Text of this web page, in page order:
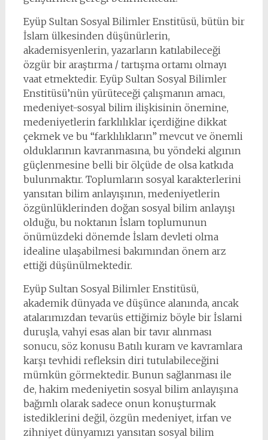
Eyüp Sultan Sosyal Bilimler Enstitüsü, bütün bir
İslam ülkesinden düşünürlerin,
akademisyenlerin, yazarların katılabileceği
özgür bir araştırma / tartışma ortamı olmayı
vaat etmektedir. Eyüp Sultan Sosyal Bilimler
Enstitüsü’nün yürüteceği çalışmanın amacı,
medeniyet-sosyal bilim ilişkisinin önemine,
medeniyetlerin farklılıklar içerdiğine dikkat
çekmek ve bu “farklılıkların” mevcut ve önemli
olduklarının kavranmasına, bu yöndeki algının
güçlenmesine belli bir ölçüde de olsa katkıda
bulunmaktır. Toplumların sosyal karakterlerini
yansıtan bilim anlayışının, medeniyetlerin
özgünlüklerinden doğan sosyal bilim anlayışı
olduğu, bu noktanın İslam toplumunun
önümüzdeki dönemde İslam devleti olma
idealine ulaşabilmesi bakımından önem arz
ettiği düşünülmektedir.
Eyüp Sultan Sosyal Bilimler Enstitüsü,
akademik dünyada ve düşünce alanında, ancak
atalarımızdan tevarüs ettiğimiz böyle bir İslami
duruşla, vahyi esas alan bir tavır alınması
sonucu, söz konusu Batılı kuram ve kavramlara
karşı tevhidi refleksin diri tutulabileceğini
mümkün görmektedir. Bunun sağlanması ile
de, hakim medeniyetin sosyal bilim anlayışına
bağımlı olarak sadece onun konuşturmak
istediklerini değil, özgün medeniyet, irfan ve
zihniyet dünyamızı yansıtan sosyal bilim